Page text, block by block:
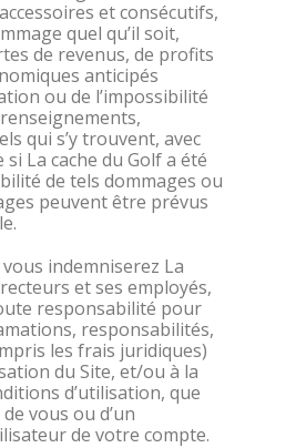
et consécutifs,
quel qu’il soit,
de revenus, de profits
anticipés
ou de l’impossibilité
qui s’y trouvent, avec
La cache du Golf a été
de tels dommages ou
peuvent être prévus
indemniserez La
et ses employés,
responsabilité pour
responsabilités,
les frais juridiques)
du Site, et/ou à la
d’utilisation, que
vous ou d’un
de votre compte.